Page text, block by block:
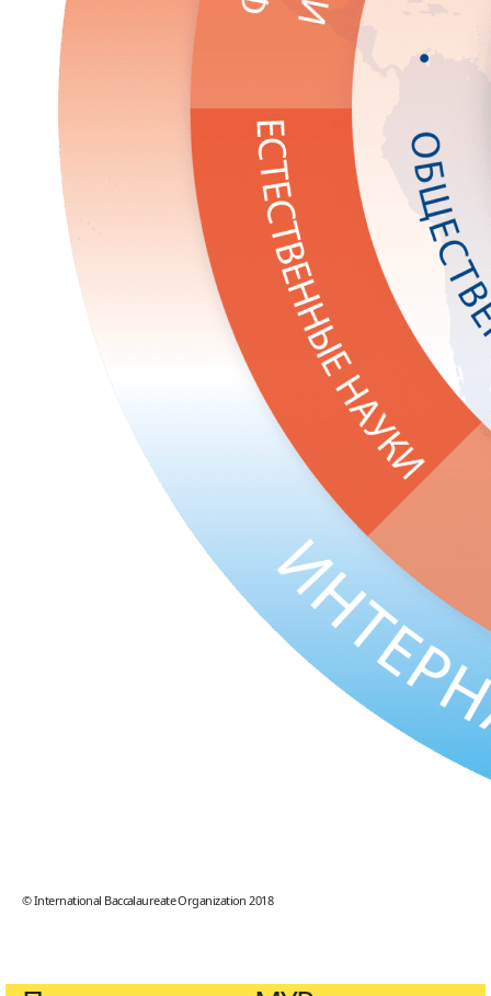
© International Baccalaureate Organization 2018